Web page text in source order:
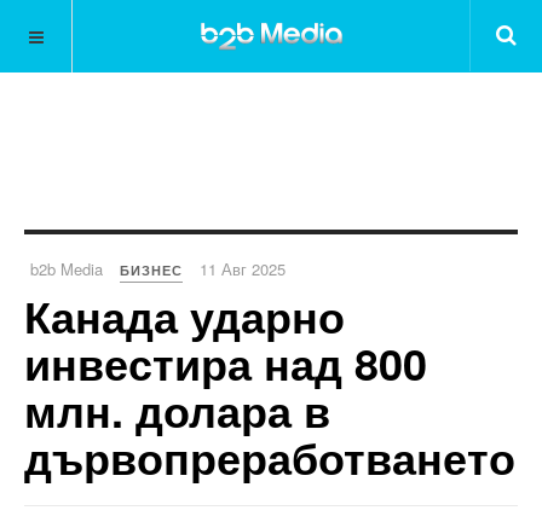
b2b Media БИЗНЕС 11 Авг 2025
Канада ударно
инвестира над 800
млн. долара в
дървопреработването